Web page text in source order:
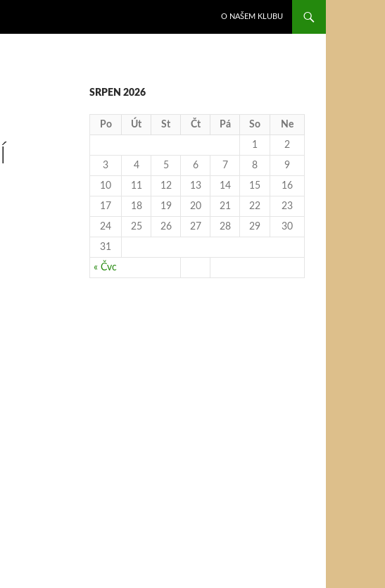
O NAŠEM KLUBU
SRPEN 2026
Po Út St Čt Pá So Ne
« Čvc
1 2
3 4 5 6 7 8 9
10 11 12 13 14 15 16
17 18 19 20 21 22 23
24 25 26 27 28 29 30
31